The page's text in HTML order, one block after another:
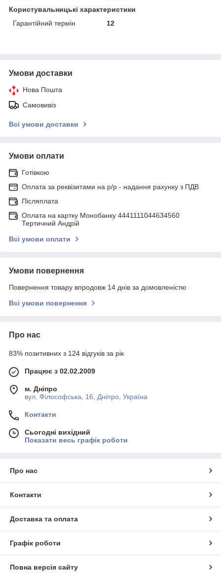
Користувальницькі характеристики
Гарантійний термін
12
Умови доставки
Нова Пошта
Самовивіз
Всі умови доставки
Умови оплати
Готівкою
Оплата за реквізитами на р/р - надання рахунку з ПДВ
Післяплата
Оплата на картку Монобанку 4441111044634560
Тертичний Андрій
Всі умови оплати
Умови повернення
Повернення товару впродовж 14 днів за домовленістю
Всі умови повернення
Про нас
83% позитивних з 124 відгуків за рік
Працює з 02.02.2009
м. Дніпро
вул. Філософська, 16, Дніпро, Україна
Контакти
Сьогодні вихідний
Показати весь графік роботи
Про нас
Контакти
Доставка та оплата
Графік роботи
Повна версія сайту